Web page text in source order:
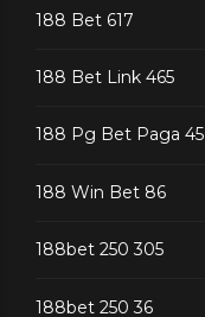
188 Bet 617
188 Bet Link 465
188 Pg Bet Paga 45
188 Win Bet 86
188bet 250 305
188bet 250 36